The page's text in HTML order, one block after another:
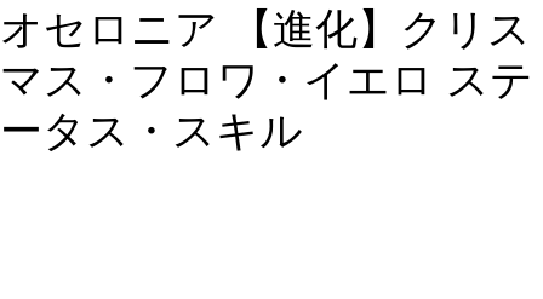
オセロニア 【進化】クリス
マス・フロワ・イエロ ステ
ータス・スキル